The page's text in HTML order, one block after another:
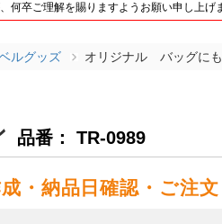
卒ご理解を賜りますようお願い申し上げ
ルグッズ オリジナル バッグに
品番： TR-0989
・納品日確認・ご注文